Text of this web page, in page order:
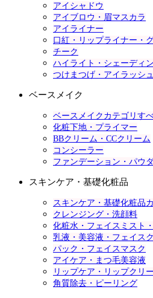
アイシャドウ
アイブロウ・眉マスカラ
アイライナー
口紅・リップライナー・
チーク
ハイライト・シェーディ
つけまつげ・アイラッシュ
ベースメイク
ベースメイクカテゴリす
化粧下地・プライマー
BBクリーム・CCクリーム
コンシーラー
ファンデーション・パウ
スキンケア・基礎化粧品
スキンケア・基礎化粧品
クレンジング・洗顔料
化粧水・フェイスミスト
乳液・美容液・フェイス
パック・フェイスマスク
アイケア・まつ毛美容液
リップケア・リップクリ
角質除去・ピーリング